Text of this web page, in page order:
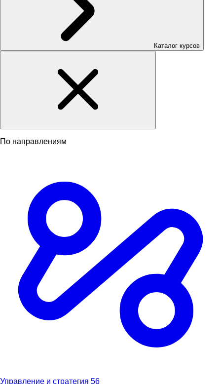
Каталог курсов
По направлениям
Управление и стратегия 56